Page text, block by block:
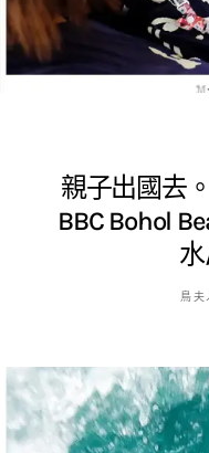
親子出國去
BBC Bohol
鳥夫